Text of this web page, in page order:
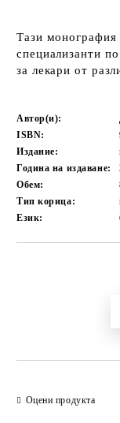
Тази монография
специализанти
за лекари от
Автор(и):
ISBN:
Издание:
Година на издаване:
Обем:
Тип корица:
Език:
Оцени продукта